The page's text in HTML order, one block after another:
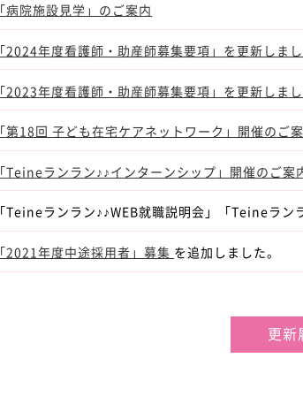
「病院施設見学」のご案内
「2024年度看護師・助産師募集要項」を更新しまし
「2023年度看護師・助産師募集要項」を更新しまし
「第18回 子ども在宅ケアネットワーク」開催のご
「Teineランラン♪♪インターンシップ」開催のご案
「Teineランラン♪♪WEB就職説明会」「Teineラン
「2021年度中途採用者」募集 を追加しました。
更新